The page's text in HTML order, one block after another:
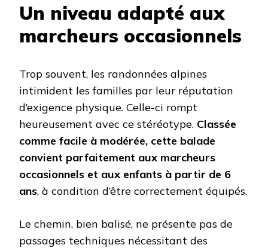
Un niveau adapté aux
marcheurs occasionnels
Trop souvent, les randonnées alpines
intimident les familles par leur réputation
d’exigence physique. Celle-ci rompt
heureusement avec ce stéréotype. Classée
comme facile à modérée, cette balade
convient parfaitement aux marcheurs
occasionnels et aux enfants à partir de 6
ans, à condition d’être correctement équipés.
Le chemin, bien balisé, ne présente pas de
passages techniques nécessitant des